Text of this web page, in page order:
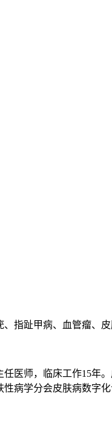
指趾甲病、血管瘤、皮
医师，临床工作15年
病学分会皮肤病数字